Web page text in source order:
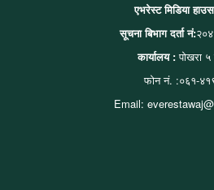
एभरेस्ट मिडिया
सूचना बिभाग दर्ता नं:
कार्यालय :पोखरा
फोन नं. :०६१-
Email: